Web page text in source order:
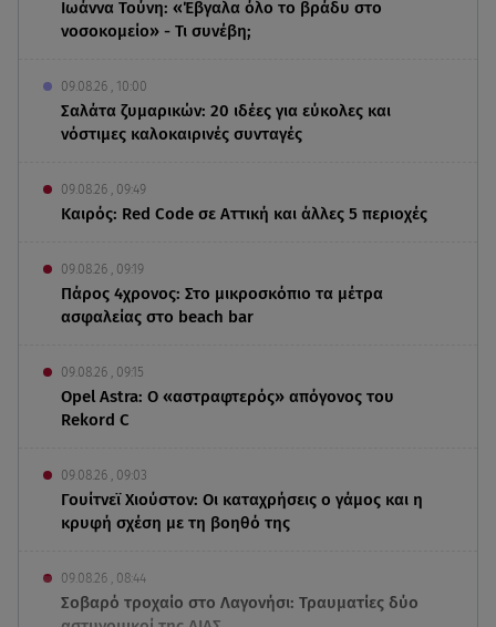
Ιωάννα Τούνη: «Έβγαλα όλο το βράδυ στο
νοσοκομείο» - Τι συνέβη;
09.08.26 , 10:00
Σαλάτα ζυμαρικών: 20 ιδέες για εύκολες και
νόστιμες καλοκαιρινές συνταγές
09.08.26 , 09:49
Καιρός: Red Code σε Αττική και άλλες 5 περιοχές
09.08.26 , 09:19
Πάρος 4χρονος: Στο μικροσκόπιο τα μέτρα
ασφαλείας στο beach bar
09.08.26 , 09:15
Opel Astra: Ο «αστραφτερός» απόγονος του
Rekord C
09.08.26 , 09:03
Γουίτνεϊ Χιούστον: Οι καταχρήσεις ο γάμος και η
κρυφή σχέση με τη βοηθό της
09.08.26 , 08:44
Σοβαρό τροχαίο στο Λαγονήσι: Τραυματίες δύο